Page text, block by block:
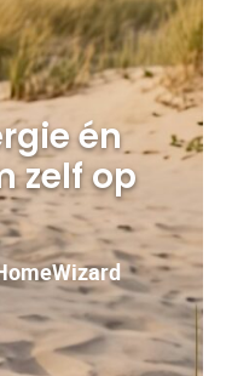
én
zelf op